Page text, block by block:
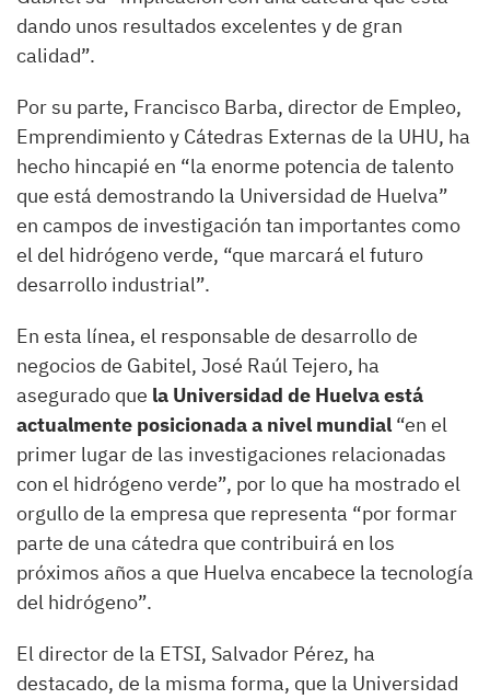
dando unos resultados excelentes y de gran
calidad”.
Por su parte, Francisco Barba, director de Empleo,
Emprendimiento y Cátedras Externas de la UHU, ha
hecho hincapié en “la enorme potencia de talento
que está demostrando la Universidad de Huelva”
en campos de investigación tan importantes como
el del hidrógeno verde, “que marcará el futuro
desarrollo industrial”.
En esta línea, el responsable de desarrollo de
negocios de Gabitel, José Raúl Tejero, ha
asegurado que la Universidad de Huelva está
actualmente posicionada a nivel mundial “en el
primer lugar de las investigaciones relacionadas
con el hidrógeno verde”, por lo que ha mostrado el
orgullo de la empresa que representa “por formar
parte de una cátedra que contribuirá en los
próximos años a que Huelva encabece la tecnología
del hidrógeno”.
El director de la ETSI, Salvador Pérez, ha
destacado, de la misma forma, que la Universidad